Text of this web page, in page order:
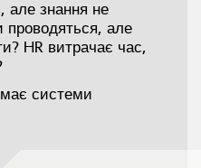
але знання не
проводяться, але
HR витрачає час,
системи